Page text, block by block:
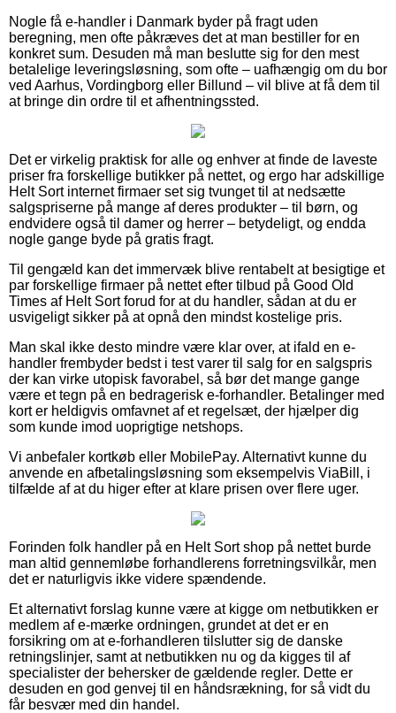
Nogle få e-handler i Danmark byder på fragt uden
beregning, men ofte påkræves det at man bestiller for en
konkret sum. Desuden må man beslutte sig for den mest
betalelige leveringsløsning, som ofte – uafhængig om du bor
ved Aarhus, Vordingborg eller Billund – vil blive at få dem til
at bringe din ordre til et afhentningssted.
Det er virkelig praktisk for alle og enhver at finde de laveste
priser fra forskellige butikker på nettet, og ergo har adskillige
Helt Sort internet firmaer set sig tvunget til at nedsætte
salgspriserne på mange af deres produkter – til børn, og
endvidere også til damer og herrer – betydeligt, og endda
nogle gange byde på gratis fragt.
Til gengæld kan det immervæk blive rentabelt at besigtige et
par forskellige firmaer på nettet efter tilbud på Good Old
Times af Helt Sort forud for at du handler, sådan at du er
usvigeligt sikker på at opnå den mindst kostelige pris.
Man skal ikke desto mindre være klar over, at ifald en e-
handler frembyder bedst i test varer til salg for en salgspris
der kan virke utopisk favorabel, så bør det mange gange
være et tegn på en bedragerisk e-forhandler. Betalinger med
kort er heldigvis omfavnet af et regelsæt, der hjælper dig
som kunde imod uoprigtige netshops.
Vi anbefaler kortkøb eller MobilePay. Alternativt kunne du
anvende en afbetalingsløsning som eksempelvis ViaBill, i
tilfælde af at du higer efter at klare prisen over flere uger.
Forinden folk handler på en Helt Sort shop på nettet burde
man altid gennemløbe forhandlerens forretningsvilkår, men
det er naturligvis ikke videre spændende.
Et alternativt forslag kunne være at kigge om netbutikken er
medlem af e-mærke ordningen, grundet at det er en
forsikring om at e-forhandleren tilslutter sig de danske
retningslinjer, samt at netbutikken nu og da kigges til af
specialister der behersker de gældende regler. Dette er
desuden en god genvej til en håndsrækning, for så vidt du
får besvær med din handel.